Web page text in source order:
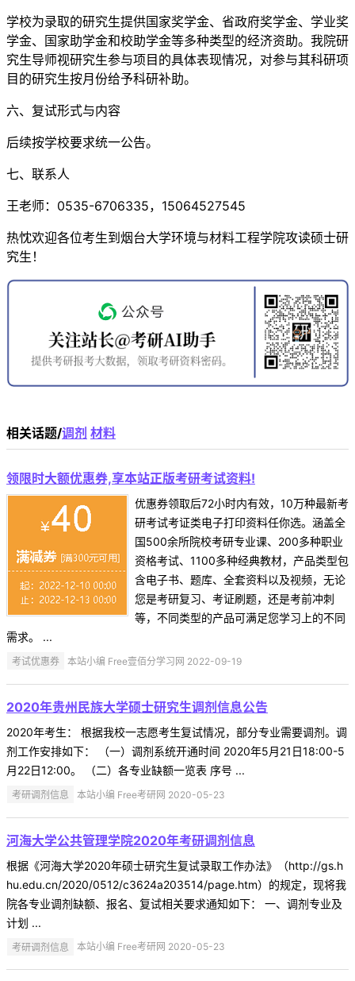
学校为录取的研究生提供国家奖学金、省政府奖学金、学业奖
学金、国家助学金和校助学金等多种类型的经济资助。我院研
究生导师视研究生参与项目的具体表现情况，对参与其科研项
目的研究生按月份给予科研补助。
六、复试形式与内容
后续按学校要求统一公告。
七、联系人
王老师：0535-6706335，15064527545
热忱欢迎各位考生到烟台大学环境与材料工程学院攻读硕士研
究生！
相关话题/调剂 材料
领限时大额优惠券,享本站正版考研考试资料!
优惠券领取后72小时内有效，10万种最新考
研考试考证类电子打印资料任你选。涵盖全
国500余所院校考研专业课、200多种职业
资格考试、1100多种经典教材，产品类型包
含电子书、题库、全套资料以及视频，无论
您是考研复习、考证刷题，还是考前冲刺
等，不同类型的产品可满足您学习上的不同
需求。 ...
考试优惠券 本站小编 Free壹佰分学习网 2022-09-19
2020年贵州民族大学硕士研究生调剂信息公告
2020年考生： 根据我校一志愿考生复试情况，部分专业需要调剂。调
剂工作安排如下： （一）调剂系统开通时间 2020年5月21日18:00-5
月22日12:00。 （二）各专业缺额一览表 序号 ...
考研调剂信息 本站小编 Free考研网 2020-05-23
河海大学公共管理学院2020年考研调剂信息
根据《河海大学2020年硕士研究生复试录取工作办法》（http://gs.h
hu.edu.cn/2020/0512/c3624a203514/page.htm）的规定，现将我
院各专业调剂缺额、报名、复试相关要求通知如下： 一、调剂专业及
计划 ...
考研调剂信息 本站小编 Free考研网 2020-05-23